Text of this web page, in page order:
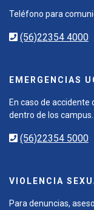
Teléfono para
(56)22354 4000
EMERGENCIAS
En caso de accidente
dentro de los campus.
(56)22354 5000
VIOLENCIA
Para denuncias,